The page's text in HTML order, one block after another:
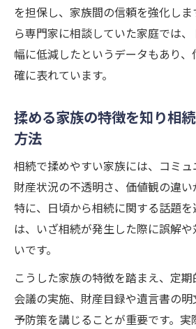
を担保し、家族間の信頼を強化し
ら専門家に相談していた家庭では
幅に低減したというデータもあり
確に表れています。
揉める家族の特徴を知り相
方法
相続で揉めやすい家族には、コミ
財産状況の不透明さ、価値観の違い
特に、日頃から相続に関する話題
は、いざ相続が発生した際に誤解
いです。
こうした家族の特徴を踏まえ、定
会議の実施、財産目録や遺言書の
予防策を講じることが重要です。